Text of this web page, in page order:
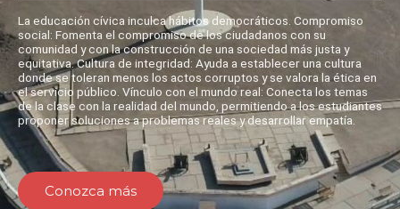
La educación cívica inculca hábitos democráticos. Compromiso
social: Fomenta el compromiso de los ciudadanos con su
comunidad y con la construcción de una sociedad más justa y
equitativa. Cultura de integridad: Ayuda a establecer una cultura
donde se toleran menos los actos corruptos y se valora la ética en
el servicio público. Vínculo con el mundo real: Conecta los temas
de la clase con la realidad del mundo, permitiendo a los estudiantes
proponer soluciones a problemas reales y desarrollar empatía.
Conozca más